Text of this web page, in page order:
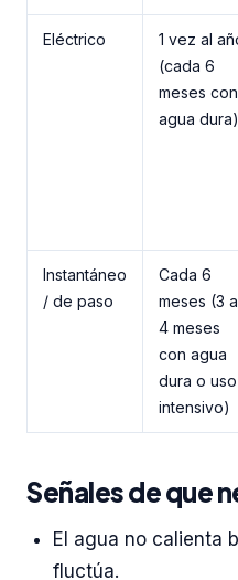
Eléctrico
1 vez al
(cada 6
meses con
agua dura)
Instantáneo
/ de paso
Cada 6
meses (3 a
4 meses
con agua
dura o uso
intensivo)
Señales de que
El agua no calienta
fluctúa.